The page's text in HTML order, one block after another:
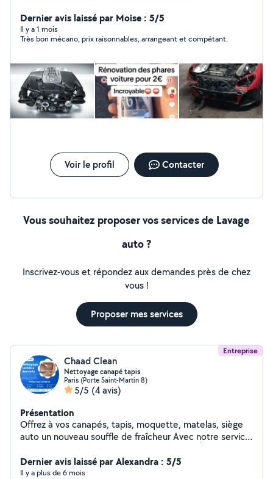
voiture.TIKTOK ( lemecanoducoin )
Dernier avis laissé par Moise : 5/5
Il y a 1 mois
Très bon mécano, prix raisonnables, arrangeant et compétant.
Voir le profil Contacter
Vous souhaitez proposer vos services de Lavage
auto ?
Inscrivez-vous et répondez aux demandes près de chez
vous !
Proposer mes services
Entreprise
Chaad Clean
Nettoyage canapé tapis
Paris (Porte Saint-Martin 8)
5/5 (4 avis)
Présentation
Offrez à vos canapés, tapis, moquette, matelas, siège
auto un nouveau souffle de fraîcheur Avec notre service
recherche de solution efficace pour éliminer les taches
tenaces les odeurs désagréables et redonner à vos
Dernier avis laissé par Alexandra : 5/5
Il y a plus de 6 mois